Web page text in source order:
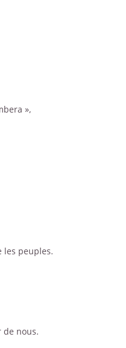
»,
les peuples.
de nous.